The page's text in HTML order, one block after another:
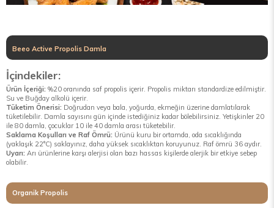
Beeo Active Propolis Damla
İçindekiler:
Ürün İçeriği: %20 oranında saf propolis içerir. Propolis miktarı standardize edilmiştir.
Su ve Buğday alkolü içerir.
Tüketim Önerisi: Doğrudan veya bala, yoğurda, ekmeğin üzerine damlatılarak
tüketilebilir. Damla sayısını gün içinde istediğiniz kadar bölebilirsiniz. Yetişkinler 20
ile 80 damla, çocuklar 10 ile 40 damla arası tüketebilir.
Saklama Koşulları ve Raf Ömrü: Ürünü kuru bir ortamda, oda sıcaklığında
(yaklaşık 22°C) saklayınız, daha yüksek sıcaklıktan koruyunuz. Raf ömrü 36 aydır.
Uyarı: Arı ürünlerine karşı alerjisi olan bazı hassas kişilerde alerjik bir etkiye sebep
olabilir.
Organik Propolis